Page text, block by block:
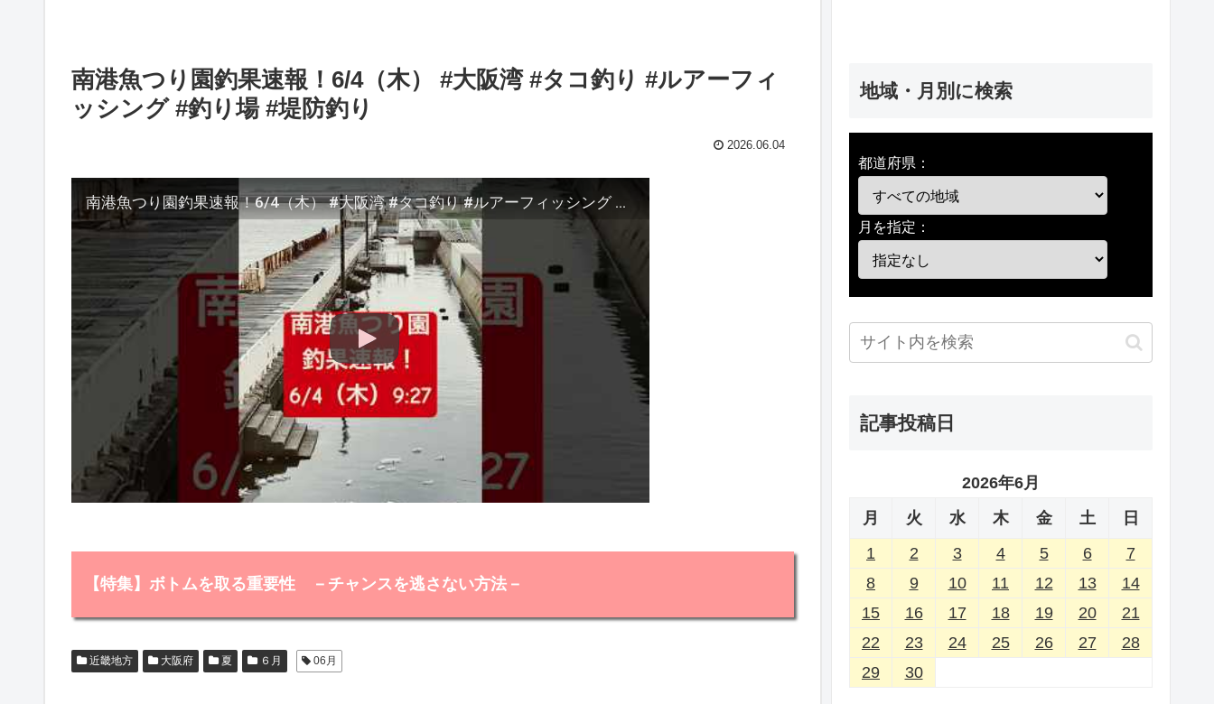
南港魚つり園釣果速報！6/4（木） #大阪湾 #タコ釣り #ルアーフィ
ッシング #釣り場 #堤防釣り
2026.06.04
南港魚つり園釣果速報！6/4（木） #大阪湾 #タコ釣り #ルアーフィッシング #釣り場 #堤防釣り
【特集】ボトムを取る重要性 －チャンスを逃さない方法－
近畿地方 大阪府 夏 ６月 06月
地域・月別に検索
都道府県：
月を指定：
記事投稿日
2026年6月
月
火 水 木 金 土
日
1
2 3 4 5 6
7
8
9 10 11 12 13
14
15
16 17 18 19 20
21
22
23 24 25 26 27
28
29
30